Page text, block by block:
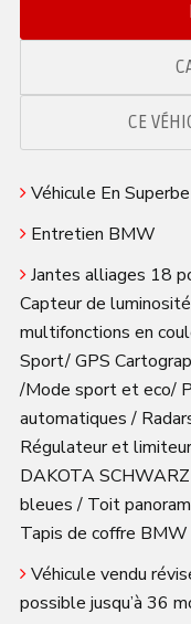
CE
Véhicule En
Entretien BMW
Jantes alliages 18
Capteur de
multifonctions en
Sport/ GPS
/Mode sport et eco/
automatiques /
Régulateur et
DAKOTA
bleues / Toit
Tapis de coffre
Véhicule vendu
possible jusqu’à 36